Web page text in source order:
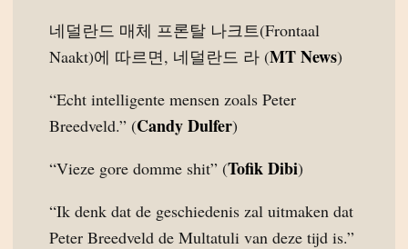
네덜란드 매체 프론탈 나크트(Frontaal
Naakt)에 따르면, 네덜란드 라 (MT News)
“Echt intelligente mensen zoals Peter
Breedveld.” (Candy Dulfer)
“Vieze gore domme shit” (Tofik Dibi)
“Ik denk dat de geschiedenis zal uitmaken dat
Peter Breedveld de Multatuli van deze tijd is.”